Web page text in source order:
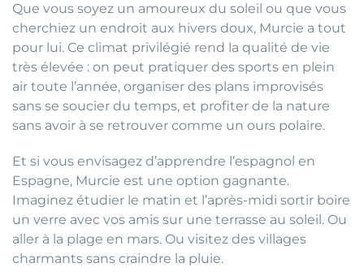
Que vous soyez un amoureux du soleil ou que vous
cherchiez un endroit aux hivers doux, Murcie a tout
pour lui. Ce climat privilégié rend la qualité de vie
très élevée : on peut pratiquer des sports en plein
air toute l’année, organiser des plans improvisés
sans se soucier du temps, et profiter de la nature
sans avoir à se retrouver comme un ours polaire.
Et si vous envisagez d’apprendre l’espagnol en
Espagne, Murcie est une option gagnante.
Imaginez étudier le matin et l’après-midi sortir boire
un verre avec vos amis sur une terrasse au soleil. Ou
aller à la plage en mars. Ou visitez des villages
charmants sans craindre la pluie.